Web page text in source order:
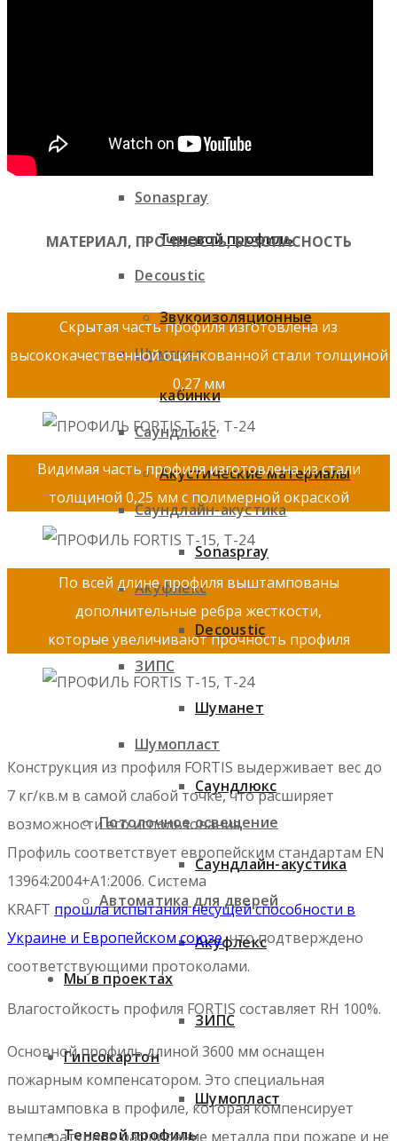
Sonaspray
Decoustic
Шуманет
Саундлюкс
Саундлайн-акустика
Акуфлекс
ЗИПС
Шумопласт
Потолочное освещение
Автоматика для дверей
Мы в проектах
Гипсокартон
Теневой профиль
Теневой профиль
Звукоизоляционные
кабинки
Акустические материалы
Sonaspray
Decoustic
Шуманет
Саундлюкс
Саундлайн-акустика
Акуфлекс
ЗИПС
Шумопласт
МАТЕРИАЛ, ПРОЧНОСТЬ,БЕЗОПАСНОСТЬ
Скрытая часть профиля изготовлена из
высококачественной оцинкованной стали толщиной
0,27 мм
Видимая часть профиля изготовлена из стали
толщиной 0,25 мм с полимерной окраской
По всей длине профиля выштампованы
дополнительные ребра жесткости,
которые увеличивают прочность профиля
Конструкция из профиля FORTIS выдерживает вес до
7 кг/кв.м в самой слабой точке, что расширяет
возможности его использования.
Профиль соответствует европейским стандартам EN
13964:2004+A1:2006. Система
KRAFT прошла испытания несущей способности в
Украине и Европейском союзе, что подтверждено
соответствующими протоколами.
Влагостойкость профиля FORTIS составляет RH 100%.
Основной профиль длиной 3600 мм оснащен
пожарным компенсатором. Это специальная
выштамповка в профиле, которая компенсирует
температурное расширение металла при пожаре и не